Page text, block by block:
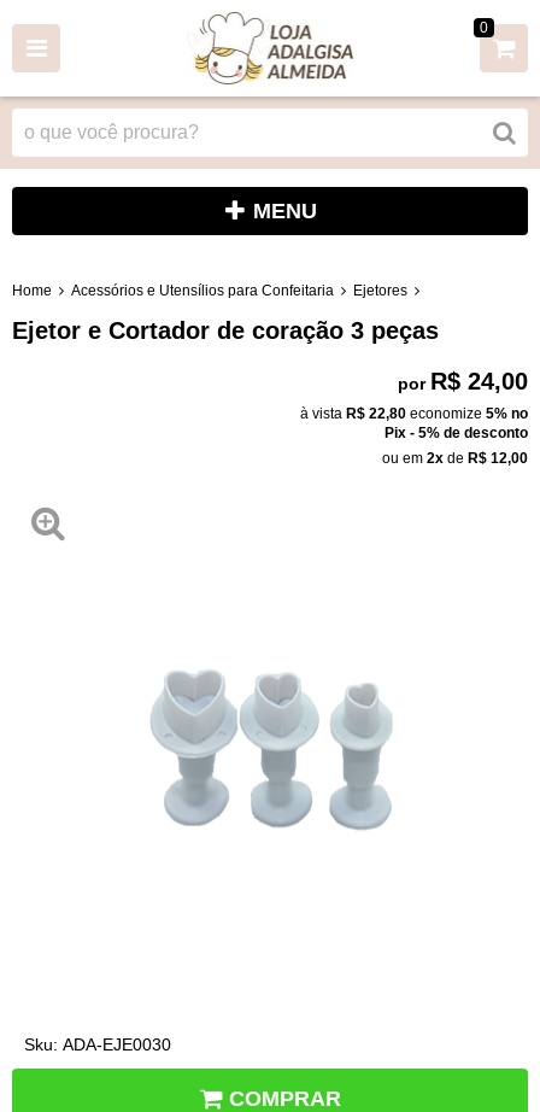
0
MENU
Home Acessórios e Utensílios para Confeitaria Ejetores
Ejetor e Cortador de coração 3 peças
por R$ 24,00
à vista R$ 22,80 economize 5% no
Pix - 5% de desconto
ou em 2x de R$ 12,00
Sku: ADA-EJE0030
COMPRAR